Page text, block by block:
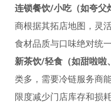
连锁餐饮/小吃（如夸父
商根据其拓店地图，灵
食材品质与口味绝对统一
新茶饮/轻食（如甜啦啦
类多，需要冷链服务商
限度减少门店库存和损耗